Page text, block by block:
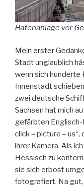
Hafenanlage vor
Mein erster
Stadt unglaublich
wenn sich hunderte
Innenstadt
zwei deutsche
Sachsen hat mich
gefärbten Englisch-
click – picture –
ihrer Kamera. Als
Hessisch zu
sie sich erbost
fotografiert. Na gut,